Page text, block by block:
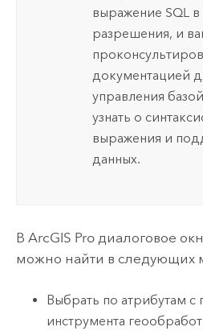
выражение SQL
разрешения, и
документацией
управления
узнать о
выражения и
данных.
В ArcGIS Proдиалоговое
можно найти в следующих
Выбрать по атрибутам
инструмента